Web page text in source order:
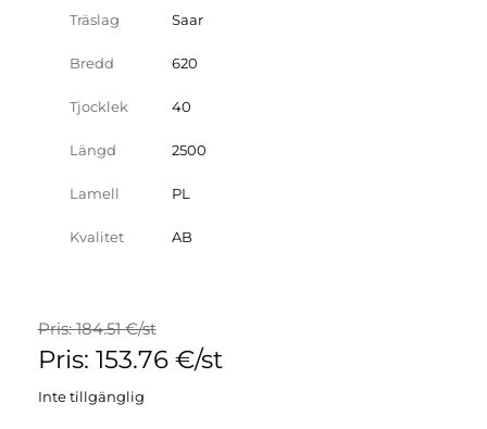
Träslag Saar
Bredd 620
Tjocklek 40
Längd 2500
Lamell PL
Kvalitet AB
Pris: 184.51 €/st
Pris: 153.76 €/st
Inte tillgänglig